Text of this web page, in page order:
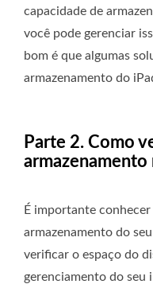
capacidade de
você pode gerenciar
bom é que algumas
armazenamento do
Parte 2. Como
armazenamento
É importante
armazenamento do
verificar o espaço do
gerenciamento do seu